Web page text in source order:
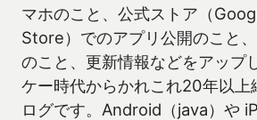
マホのこと、公式ストア（
Store）でのアプリ公開のこと
のこと、更新情報などをアップ
ケー時代からかれこれ20年以上
ログです。Android（java）や